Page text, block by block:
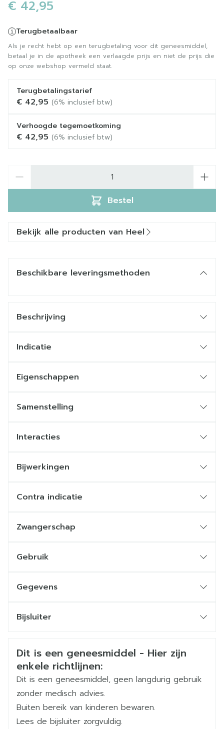
€ 42,95
Terugbetaalbaar
Als je recht hebt op een terugbetaling voor dit geneesmiddel,
betaal je in de apotheek een verlaagde prijs en niet de prijs die
op onze webshop vermeld staat.
Terugbetalingstarief
€ 42,95 (6% inclusief btw)
Verhoogde tegemoetkoming
€ 42,95 (6% inclusief btw)
Bestel
Bekijk alle producten van Heel
Beschikbare leveringsmethoden
Beschrijving
Indicatie
Eigenschappen
Uitstekende tolerantie
Geen sederend effect
geneesmiddelen
Samenstelling
Interacties
Bijwerkingen
Contra indicatie
Zwangerschap
Gebruik
Gegevens
Merken Heel
Breedte 55 mm
Lengte 90 mm
Bijsluiter
Veiligheidsinformatie
Dit is een geneesmiddel - Hier zijn
enkele richtlijnen:
Dit is een geneesmiddel, geen langdurig gebruik
zonder medisch advies.
Buiten bereik van kinderen bewaren.
Lees de bijsluiter zorgvuldig.